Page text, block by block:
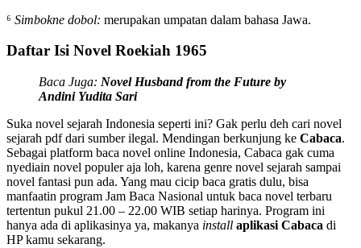
⁶ Simbokne dobol: merupakan umpatan dalam bahasa Jawa.
Daftar Isi Novel Roekiah 1965
Baca Juga: Novel Husband from the Future by
Andini Yudita Sari
Suka novel sejarah Indonesia seperti ini? Gak perlu deh cari novel
sejarah pdf dari sumber ilegal. Mendingan berkunjung ke Cabaca.
Sebagai platform baca novel online Indonesia, Cabaca gak cuma
nyediain novel populer aja loh, karena genre novel sejarah sampai
novel fantasi pun ada. Yang mau cicip baca gratis dulu, bisa
manfaatin program Jam Baca Nasional untuk baca novel terbaru
tertentun pukul 21.00 – 22.00 WIB setiap harinya. Program ini
hanya ada di aplikasinya ya, makanya install aplikasi Cabaca di
HP kamu sekarang.